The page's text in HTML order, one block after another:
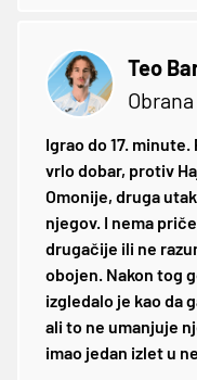
Teo
Obrana
Igrao do 17.
vrlo dobar, protiv
Omonije, druga
njegov. I nema
drugačije ili ne
obojen. Nakon tog
izgledalo je kao da
ali to ne umanjuje
imao jedan izlet u